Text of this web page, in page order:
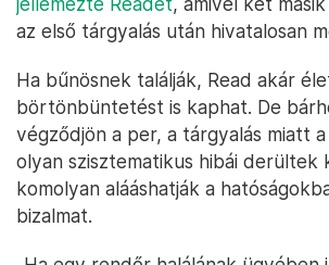
védőinek, hogy egy olyan
tanúként, aki kritizálta a nyomozást.
Mivel az esetet nagy figyelem
korábban is felmerült az
kérdése, kétezer esküdt közül
embert, hogy döntsenek Readről.
azonban még így sem elégedett a
része. Köztük lesz ugyanis egy
korábban az első tárgyaláson is